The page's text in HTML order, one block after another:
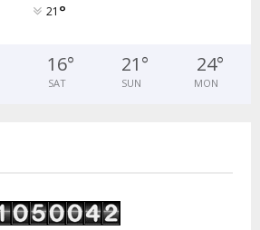
21 °
16°
SAT
21°
SUN
24°
MON